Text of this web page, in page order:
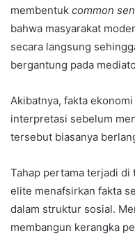
membentuk common
bahwa masyarakat
secara langsung
bergantung pada
Akibatnya, fakta
interpretasi sebelum
tersebut biasanya
Tahap pertama terjadi
elite menafsirkan fakta
dalam struktur sosial.
membangun kerangka